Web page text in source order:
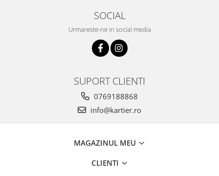
SOCIAL
Urmareste-ne in social media
SUPORT CLIENTI
0769188868
info@kartier.ro
MAGAZINUL MEU
CLIENTI